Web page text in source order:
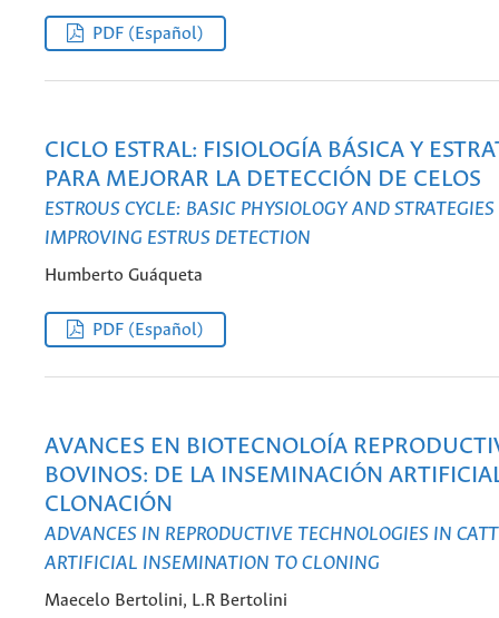
PDF (Español)
CICLO ESTRAL: FISIOLOGÍA BÁSICA Y
PARA MEJORAR LA DETECCIÓN DE CELOS
ESTROUS CYCLE: BASIC PHYSIOLOGY AND STRATEGIES
IMPROVING ESTRUS DETECTION
Humberto Guáqueta
PDF (Español)
AVANCES EN BIOTECNOLOÍA
BOVINOS: DE LA INSEMINACIÓN
CLONACIÓN
ADVANCES IN REPRODUCTIVE TECHNOLOGIES IN
ARTIFICIAL INSEMINATION TO CLONING
Maecelo Bertolini, L.R Bertolini